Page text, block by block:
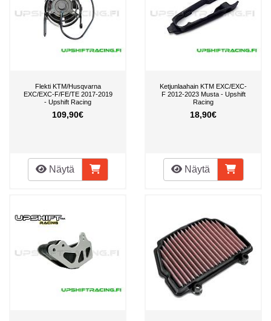
Flekti KTM/Husqvarna
EXC/EXC-F/FE/TE 2017-2019
- Upshift Racing
109,90€
Näytä
Ketjunlaahain KTM EXC/EXC-
F 2012-2023 Musta - Upshift
Racing
18,90€
Näytä